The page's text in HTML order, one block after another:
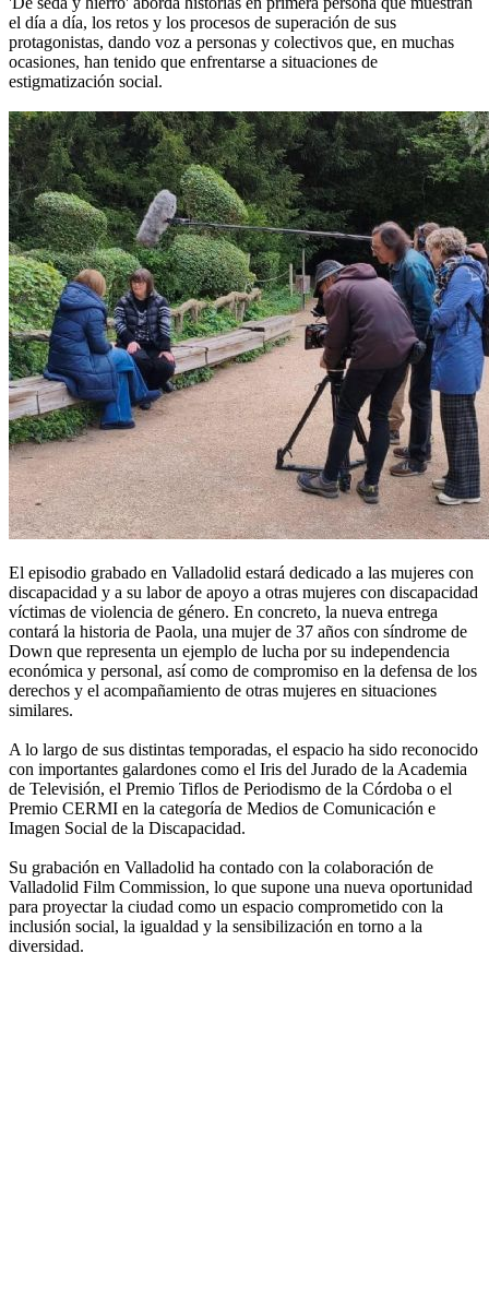
el día a día, los retos y los procesos de superación de sus
protagonistas, dando voz a personas y colectivos que, en muchas
ocasiones, han tenido que enfrentarse a situaciones de
estigmatización social.
El episodio grabado en Valladolid estará dedicado a las mujeres con
discapacidad y a su labor de apoyo a otras mujeres con discapacidad
víctimas de violencia de género. En concreto, la nueva entrega
contará la historia de Paola, una mujer de 37 años con síndrome de
Down que representa un ejemplo de lucha por su independencia
económica y personal, así como de compromiso en la defensa de los
derechos y el acompañamiento de otras mujeres en situaciones
similares.
A lo largo de sus distintas temporadas, el espacio ha sido reconocido
con importantes galardones como el Iris del Jurado de la Academia
de Televisión, el Premio Tiflos de Periodismo de la Córdoba o el
Premio CERMI en la categoría de Medios de Comunicación e
Imagen Social de la Discapacidad.
Su grabación en Valladolid ha contado con la colaboración de
Valladolid Film Commission, lo que supone una nueva oportunidad
para proyectar la ciudad como un espacio comprometido con la
inclusión social, la igualdad y la sensibilización en torno a la
diversidad.